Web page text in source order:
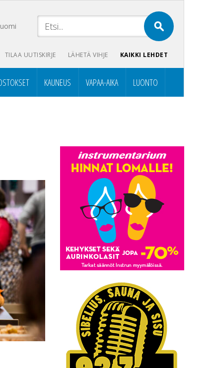
TILAA UUTISKIRJE LÄHETÄ VIHJE KAIKKI LEHDET
KAUNEUS VAPAA-AIKA LUONTO